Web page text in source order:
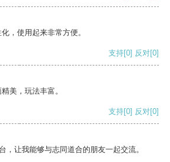
，使用起来非常方便。
支持[0] 反对[0]
美，玩法丰富。
支持[0] 反对[0]
，让我能够与志同道合的朋友一起交流。